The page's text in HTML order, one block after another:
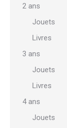
2 ans
Jouets
Livres
3 ans
Jouets
Livres
4 ans
Jouets